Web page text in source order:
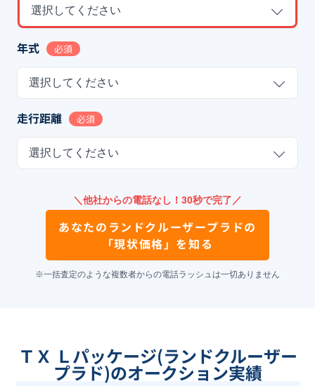
選択してください
年式 必須
選択してください
走行距離 必須
選択してください
＼他社からの電話なし！30秒で完了／
あなたの ランドクルーザープラドの
「現状価格」を知る
※一括査定のような複数者からの電話ラッシュは一切ありません
ＴＸ Ｌパッケージ(ランドクルーザー
プラド)のオークション実績